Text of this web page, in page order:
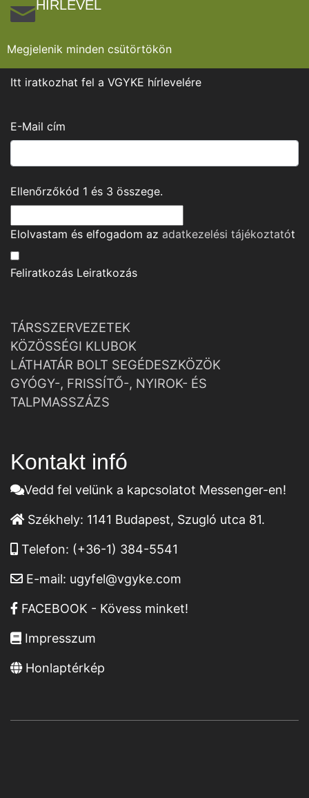
HÍRLEVÉL
Megjelenik minden csütörtökön
Itt iratkozhat fel a VGYKE hírlevelére
E-Mail cím
Ellenőrzőkód 1 és 3 összege.
Elolvastam és elfogadom az adatkezelési tájékoztatót
Feliratkozás Leiratkozás
TÁRSSZERVEZETEK
KÖZÖSSÉGI KLUBOK
LÁTHATÁR BOLT SEGÉDESZKÖZÖK
GYÓGY-, FRISSÍTŐ-, NYIROK- ÉS
TALPMASSZÁZS
Kontakt infó
Vedd fel velünk a kapcsolatot Messenger-en!
Székhely: 1141 Budapest, Szugló utca 81.
Telefon: (+36-1) 384-5541
E-mail: ugyfel@vgyke.com
FACEBOOK - Kövess minket!
Impresszum
Honlaptérkép